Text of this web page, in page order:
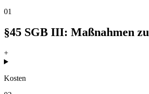
01
§45 SGB III: Maßnahmen
+
Kosten